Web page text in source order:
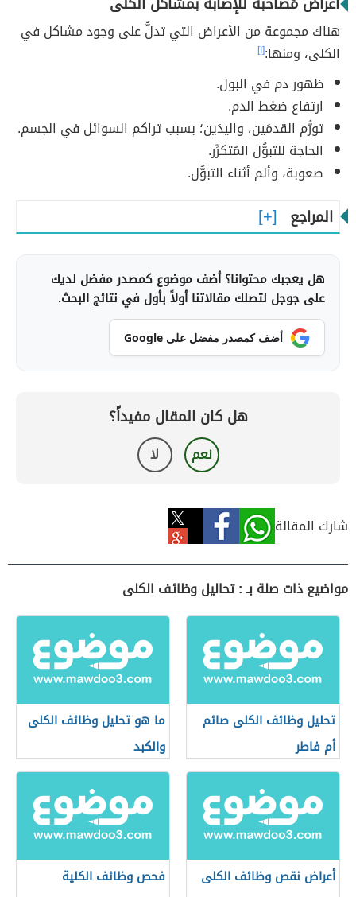
هناك مجموعة من الأعراض التي تدلُّ على وجود مشاكل في
الكلى، ومنها:[١]
ظهور دم في البول.
ارتفاع ضغط الدم.
تورُّم القدمَين، واليدَين؛ بسبب تراكم السوائل في الجسم.
الحاجة للتبوُّل المُتكرِّر.
صعوبة، وألم أثناء التبوُّل.
المراجع
هل يعجبك محتوانا؟ أضف موضوع كمصدر مفضل لديك
على جوجل لتصلك مقالاتنا أولاً بأول في نتائج البحث.
أضف كمصدر مفضل على Google
هل كان المقال مفيداً؟
نعم لا
شارك المقالة
مواضيع ذات صلة بـ : تحاليل وظائف الكلى
تحليل وظائف الكلى صائم
أم فاطر
ما هو تحليل وظائف الكلى
والكبد
أعراض نقص وظائف الكلى فحص وظائف الكلية